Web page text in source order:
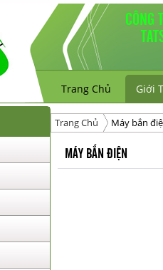
CÔNG
Trang Chủ Giới
Trang Chủ Máy bắn
MÁY BẮN ĐIỆN